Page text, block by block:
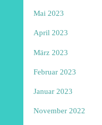
Mai 2023
April 2023
März 2023
Februar 2023
Januar 2023
November 2022